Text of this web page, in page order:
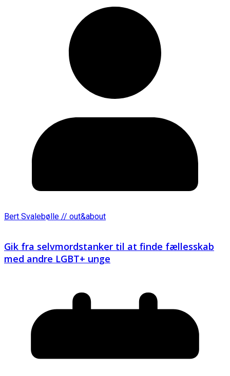
Bert Svalebølle // out&about
Gik fra selvmordstanker til at finde fællesskab
med andre LGBT+ unge